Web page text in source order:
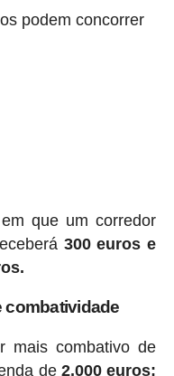
podem concorrer
que um corredor
300 euros e
combatividade
mais combativo de
de 2.000 euros;